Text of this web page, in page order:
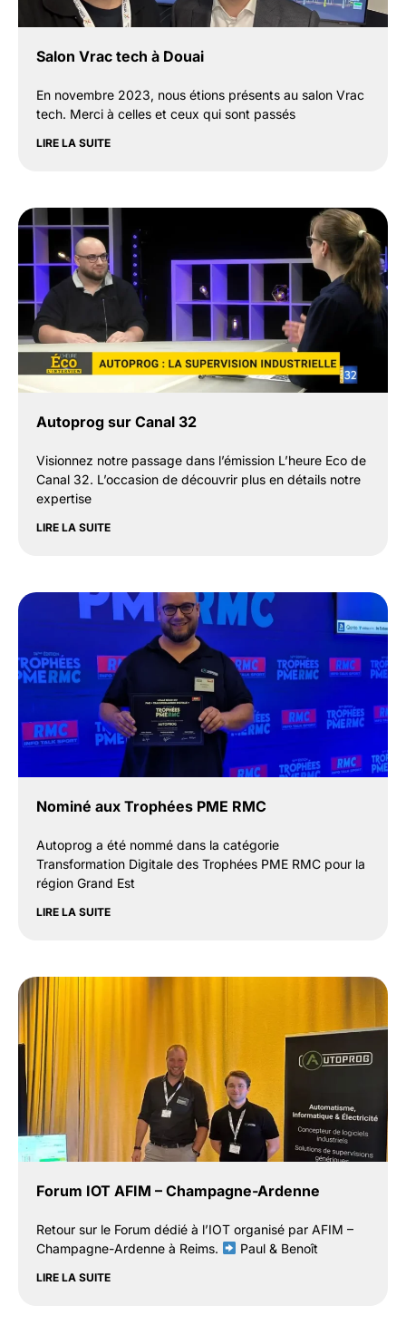
Salon Vrac tech à Douai
En novembre 2023, nous étions présents au salon Vrac
tech. Merci à celles et ceux qui sont passés
LIRE LA SUITE
Autoprog sur Canal 32
Visionnez notre passage dans l’émission L’heure Eco de
Canal 32. L’occasion de découvrir plus en détails notre
expertise
LIRE LA SUITE
Nominé aux Trophées PME RMC
Autoprog a été nommé dans la catégorie
Transformation Digitale des Trophées PME RMC pour la
région Grand Est
LIRE LA SUITE
Forum IOT AFIM – Champagne-Ardenne
Retour sur le Forum dédié à l’IOT organisé par AFIM –
Champagne-Ardenne à Reims.
Paul & Benoît
LIRE LA SUITE